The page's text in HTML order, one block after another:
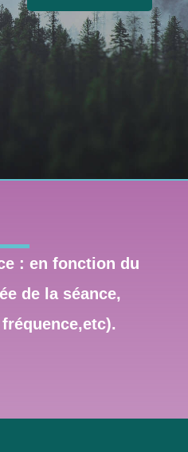
: en fonction du
de la séance,